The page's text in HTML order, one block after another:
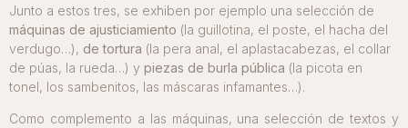
Junto a estos tres, se exhiben por ejemplo una selección de
máquinas de ajusticiamiento (la guillotina, el poste, el hacha del
verdugo…), de tortura (la pera anal, el aplastacabezas, el collar
de púas, la rueda…) y piezas de burla pública (la picota en
tonel, los sambenitos, las máscaras infamantes…).
Como complemento a las máquinas, una selección de textos y